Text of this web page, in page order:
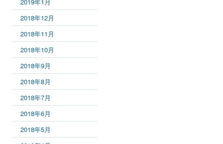
2018年12月
2018年11月
2018年10月
2018年9月
2018年8月
2018年7月
2018年6月
2018年5月